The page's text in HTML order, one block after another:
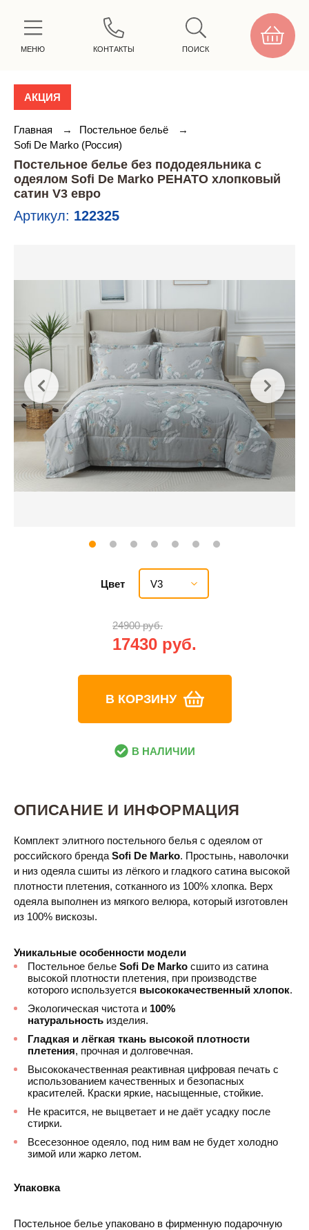
МЕНЮ КОНТАКТЫ ПОИСК
АКЦИЯ
Главная → Постельное бельё
→
Sofi De Marko (Россия)
Постельное белье без пододеяльника с
одеялом Sofi De Marko РЕНАТО хлопковый
сатин V3 евро
Артикул: 122325
Цвет V3
24900 руб.
17430 руб.
В КОРЗИНУ
В НАЛИЧИИ
ОПИСАНИЕ И ИНФОРМАЦИЯ
Комплект элитного постельного белья с одеялом от
российского бренда Sofi De Marko. Простынь, наволочки
и низ одеяла сшиты из лёгкого и гладкого сатина высокой
плотности плетения, сотканного из 100% хлопка. Верх
одеяла выполнен из мягкого велюра, который изготовлен
из 100% вискозы.
Уникальные особенности модели
Постельное белье Sofi De Marko сшито из сатина
высокой плотности плетения, при производстве
которого используется высококачественный хлопок.
Экологическая чистота и 100%
натуральность изделия.
Гладкая и лёгкая ткань высокой плотности
плетения, прочная и долговечная.
Высококачественная реактивная цифровая печать с
использованием качественных и безопасных
красителей. Краски яркие, насыщенные, стойкие.
Не красится, не выцветает и не даёт усадку после
стирки.
Всесезонное одеяло, под ним вам не будет холодно
зимой или жарко летом.
Упаковка
Постельное белье упаковано в фирменную подарочную